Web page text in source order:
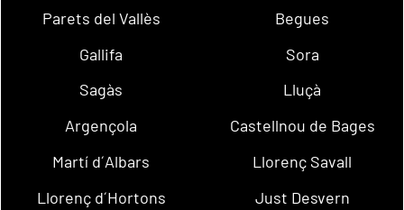
Parets del Vallès
Begues
Gallifa
Sora
Sagàs
Lluçà
Argençola
Castellnou de Bages
Martí d´Albars
Llorenç Savall
Llorenç d´Hortons
Just Desvern